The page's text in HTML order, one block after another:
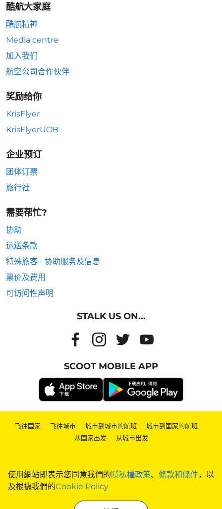
使用網站即表示您同意我們的隱私權政策、 條款和條件，以
及根據我們的Cookie Policy
酷航大家庭
酷航精神
Media centre
加入我们
航空公司合作伙伴
奖励给你
KrisFlyer
KrisFlyerUOB
企业预订
团体订票
旅行社
需要帮忙?
协助
运送条款
特殊旅客 - 协助服务及信息
票价及费用
可访问性声明
STALK US ON...
SCOOT MOBILE APP
飞往国家 | 飞往城市 | 城市到城市的航班 | 城市到国家的航班 |
从国家出发 | 从城市出发